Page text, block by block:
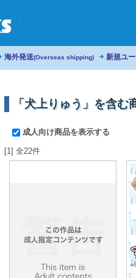
海外発送(Overseas shipping) 新規ユ
「犬上りゅう」を含む
成人向け商品を表示する
[1] 全22件